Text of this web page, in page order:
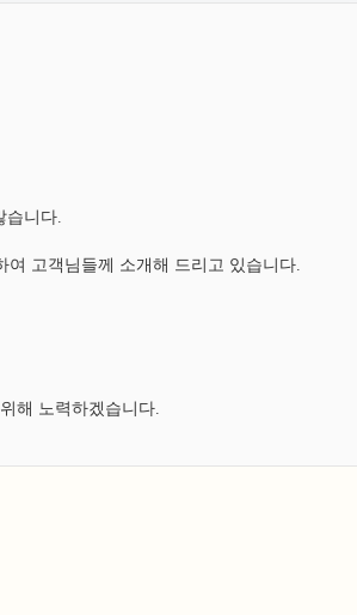
니다.
고객님들께 소개해 드리고 있습니다.
해 노력하겠습니다.